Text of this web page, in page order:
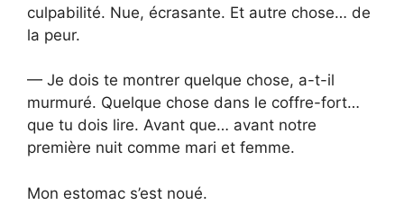
culpabilité. Nue, écrasante. Et autre chose… de
la peur.
— Je dois te montrer quelque chose, a-t-il
murmuré. Quelque chose dans le coffre-fort…
que tu dois lire. Avant que… avant notre
première nuit comme mari et femme.
Mon estomac s’est noué.